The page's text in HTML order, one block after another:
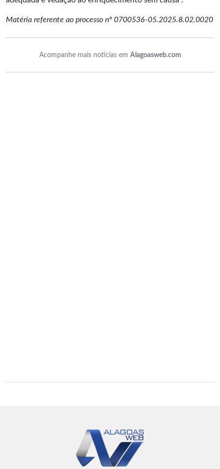
Matéria referente ao processo nº 0700536-05.2025.8.02.0020
Acompanhe mais notícias em Alagoasweb.com